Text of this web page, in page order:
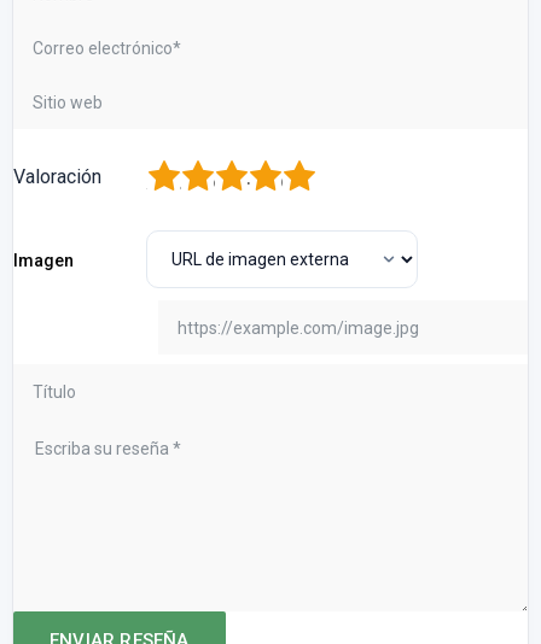
Valoración 5
4
3
2
Imagen